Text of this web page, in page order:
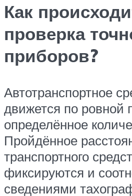
Как
проверка
приборов?
Автотранспортное
движется по ровной
определённое
Пройдённое
транспортного
фиксируются и
сведениями